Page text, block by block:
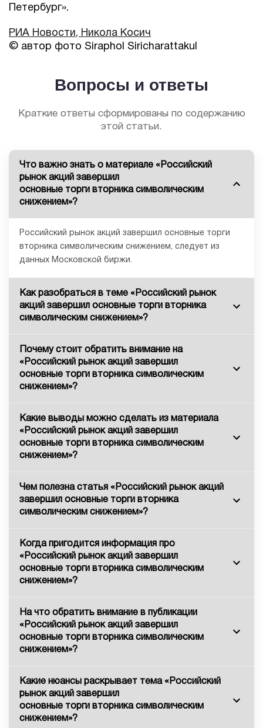
Петербург».
РИА Новости, Никола Косич
© автор фото Siraphol Siricharattakul
Вопросы и ответы
Краткие ответы сформированы по содержанию
этой статьи.
Что важно знать о материале «Российский
рынок акций завершил
основные торги вторника символическим
снижением»?
Российский рынок акций завершил основные торги
вторника символическим снижением, следует из
данных Московской биржи.
Как разобраться в теме «Российский рынок
акций завершил основные торги вторника
символическим снижением»?
Почему стоит обратить внимание на
«Российский рынок акций завершил
основные торги вторника символическим
снижением»?
Какие выводы можно сделать из материала
«Российский рынок акций завершил
основные торги вторника символическим
снижением»?
Чем полезна статья «Российский рынок акций
завершил основные торги вторника
символическим снижением»?
Когда пригодится информация про
«Российский рынок акций завершил
основные торги вторника символическим
снижением»?
На что обратить внимание в публикации
«Российский рынок акций завершил
основные торги вторника символическим
снижением»?
Какие нюансы раскрывает тема «Российский
рынок акций завершил
основные торги вторника символическим
снижением»?